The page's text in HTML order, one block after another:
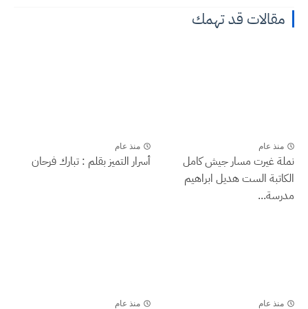
مقالات قد تهمك
منذ عام
نملة غيرت مسار جيش كامل
الكاتبة الست هديل ابراهيم
مدرسة...
منذ عام
أسرار التميز بقلم : تبارك فرحان
منذ عام منذ عام